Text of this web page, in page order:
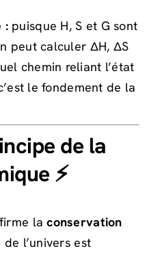
:puisque H, S et G sont
peut calculer ΔH, ΔS
chemin reliant l’état
le fondement de la
de la
⚡
laconservation
de l’univers est